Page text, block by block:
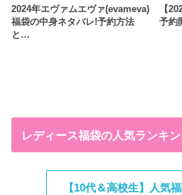
2024年エヴァムエヴァ(evameva)
福袋の中身ネタバレ!予約方法
と…
【
予約
レディース福袋の人気ランキン
【10代＆高校生】人気